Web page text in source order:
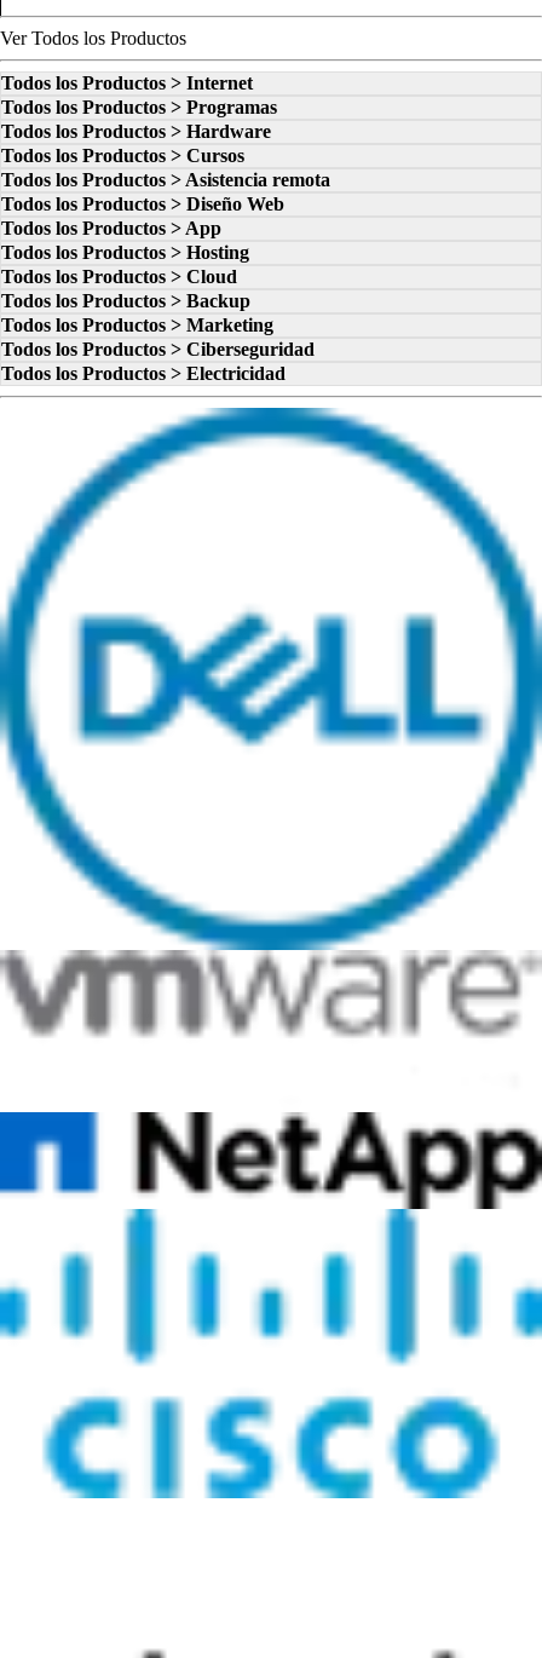
Ver Todos los Productos
Todos los Productos > Internet
Todos los Productos > Programas
Todos los Productos > Hardware
Todos los Productos > Cursos
Todos los Productos > Asistencia remota
Todos los Productos > Diseño Web
Todos los Productos > App
Todos los Productos > Hosting
Todos los Productos > Cloud
Todos los Productos > Backup
Todos los Productos > Marketing
Todos los Productos > Ciberseguridad
Todos los Productos > Electricidad